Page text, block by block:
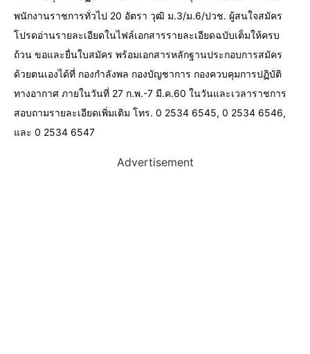
พนักงานราชการทั่วไป 20 อัตรา วุฒิ ม.3/ม.6/ปวช. ผู้สนใจสมัคร
โปรดอ่านรายละเอียดในไฟล์เอกสารรายละเอียดฉบับเต็มให้ครบ
ถ้วน ขอและยื่นใบสมัคร พร้อมเอกสารหลักฐานประกอบการสมัคร
ด้วยตนเองได้ที่ กองกำลังพล กองบัญชาการ กองควบคุมการปฏิบัติ
ทางอากาศ ภายในวันที่ 27 ก.พ.-7 มี.ค.60 ในวันและเวลาราชการ
สอบถามรายละเอียดเพิ่มเติม โทร. 0 2534 6545, 0 2534 6546,
และ 0 2534 6547
Advertisement